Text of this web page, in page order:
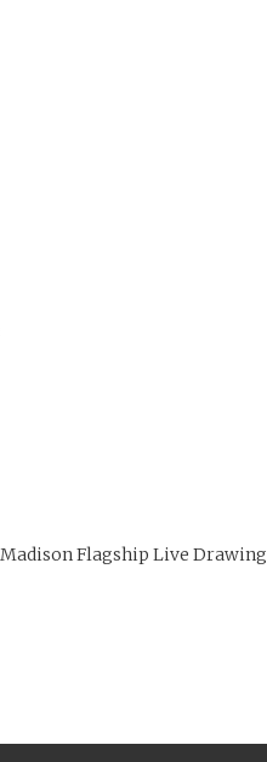
Madison Flagship Live Drawing